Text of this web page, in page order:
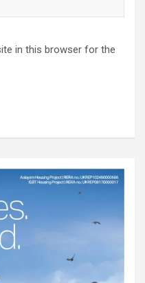
in this browser for the